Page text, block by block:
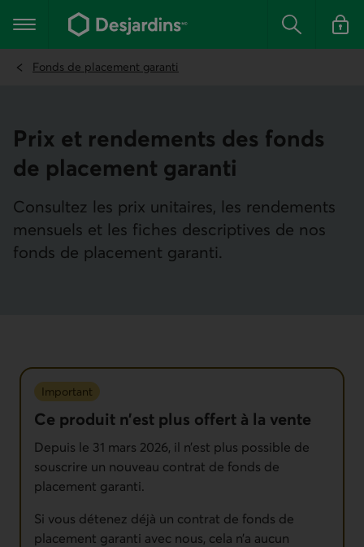
contenu
Menu principal Rechercher
Se
Fonds de placement garanti
Prix et rendements des fonds
de placement garanti
Consultez les prix unitaires, les rendements
mensuels et les fiches descriptives de nos
fonds de placement garanti.
Important
Ce produit n’est plus offert à la vente
Depuis le 31 mars 2026, il n’est plus possible de
souscrire un nouveau contrat de fonds de
placement garanti.
Si vous détenez déjà un contrat de fonds de
placement garanti avec nous, cela n’a aucun